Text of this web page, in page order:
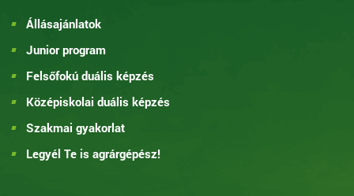
Állásajánlatok
Junior program
Felsőfokú duális képzés
Középiskolai duális képzés
Szakmai gyakorlat
Legyél Te is agrárgépész!